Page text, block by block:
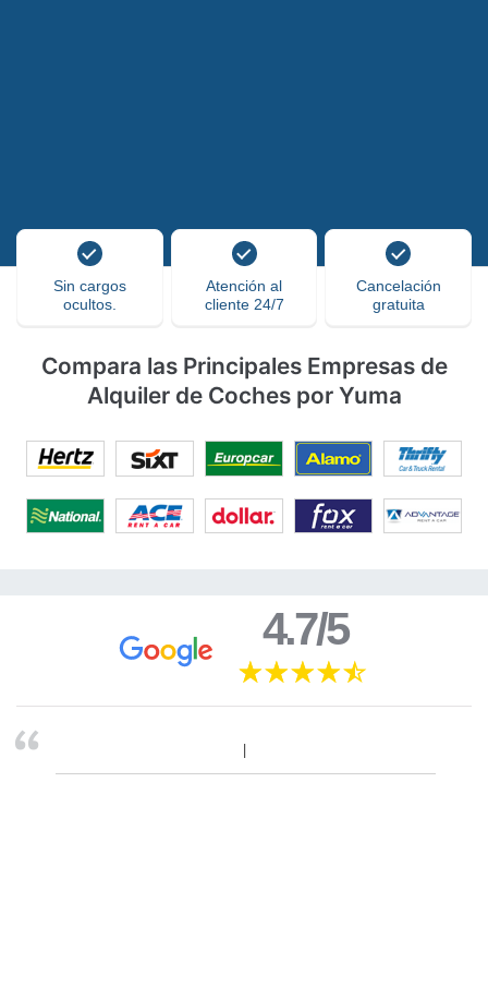
Sin cargos
ocultos.
Atención al
cliente 24/7
Cancelación
gratuita
Compara las Principales Empresas de
Alquiler de Coches por Yuma
4.7/5